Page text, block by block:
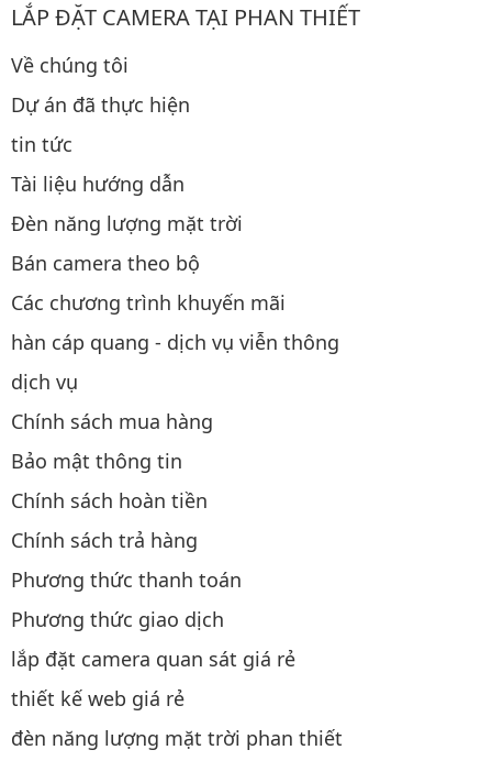
LẮP ĐẶT CAMERA TẠI PHAN THIẾT
Về chúng tôi
Dự án đã thực hiện
tin tức
Tài liệu hướng dẫn
Đèn năng lượng mặt trời
Bán camera theo bộ
Các chương trình khuyến mãi
hàn cáp quang - dịch vụ viễn thông
dịch vụ
Chính sách mua hàng
Bảo mật thông tin
Chính sách hoàn tiền
Chính sách trả hàng
Phương thức thanh toán
Phương thức giao dịch
lắp đặt camera quan sát giá rẻ
thiết kế web giá rẻ
đèn năng lượng mặt trời phan thiết